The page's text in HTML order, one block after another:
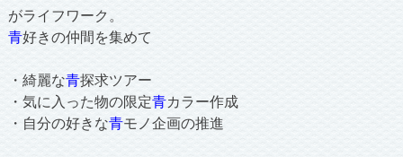
がライフワーク。
青好きの仲間を集めて
・綺麗な青探求ツアー
・気に入った物の限定青カラー作成
・自分の好きな青モノ企画の推進